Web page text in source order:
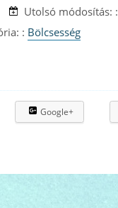
Utolsó módosítás: :
: Bölcsesség
Google+